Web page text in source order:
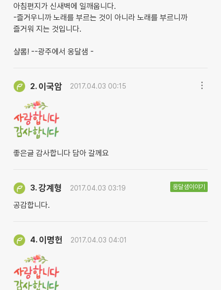
아침편지가 신새벽에 일깨웁니다.
-즐거우니까 노래를 부르는 것이 아니라 노래를 부르니까
즐거워 지는 것입니다.
샬롬! --광주에서 옹달샘 -
2. 이국암 2017.04.03 00:15
좋은글 감사합니다 담아 갈께요
3.강계형 2017.04.03 03:19
공감합니다.
옹달샘이야기
4. 이명헌 2017.04.03 04:01